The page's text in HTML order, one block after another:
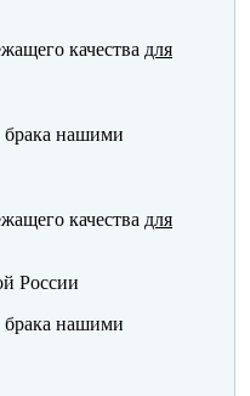
качества для
брака нашими
качества для
России
брака нашими